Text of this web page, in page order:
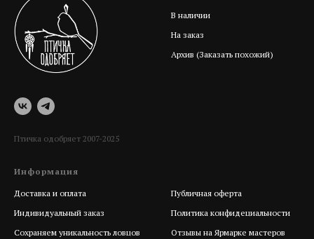
Птичка одобряет 2007-2025
В наличии
На заказ
Архив (Заказать похожий)
Информация
Доставка и оплата
Индивидуальный заказ
Сохраняем уникальность ловцов
Публичная оферта
Политика конфидециальности
Отзывы на Ярмарке мастеров